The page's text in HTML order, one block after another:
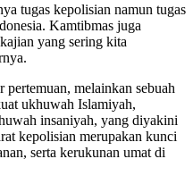
tugas kepolisian namun tugas
Kamtibmas juga
yang sering kita
melainkan sebuah
ukhuwah Islamiyah,
insaniyah, yang diyakini
kepolisian merupakan kunci
serta kerukunan umat di